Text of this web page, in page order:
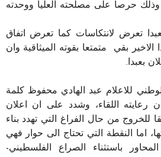
وذلك حرصاً على مصلحته العليا ووحدته
تعرض لانتكاسات كما تعرض اتفاق
بقي متمتعا بقوته الميثاقية وان
بعبدا.
للاعلام عبد الهادي محفوظ كلمة
رعايته اللقاء، وشدد على ان اعلان
للخروج من حال الفراغ التي تهدد بناء
اما النقطة التي تحتاج الى حوار فهي
باستثناء الصراع الفلسطيني-